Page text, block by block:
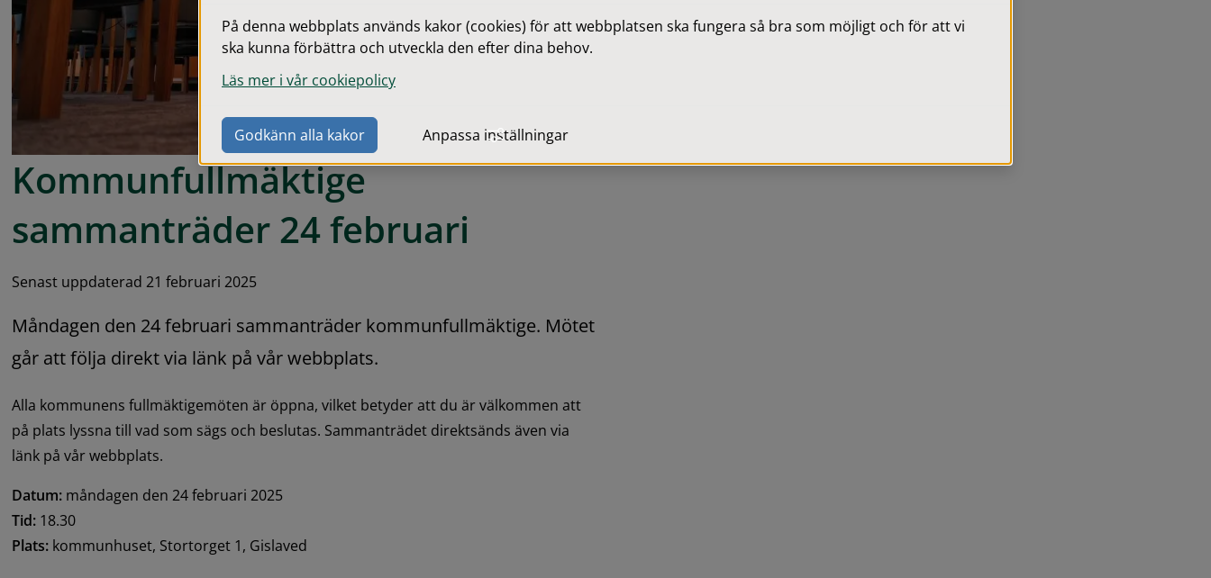
Kommunfullmäktige
sammanträder 24 februari
Senast uppdaterad 21 februari 2025
Måndagen den 24 februari sammanträder kommunfullmäktige. Mötet
går att följa direkt via länk på vår webbplats.
Alla kommunens fullmäktigemöten är öppna, vilket betyder att du är välkommen att
på plats lyssna till vad som sägs och beslutas. Sammanträdet direktsänds även via
länk på vår webbplats.
Datum: måndagen den 24 februari 2025
Tid: 18.30
Plats: kommunhuset, Stortorget 1, Gislaved
På denna webbplats används kakor (cookies) för att webbplatsen ska fungera så bra som möjligt och för att vi
ska kunna förbättra och utveckla den efter dina behov.
Läs mer i vår cookiepolicy
Godkänn alla kakor Anpassa inställningar